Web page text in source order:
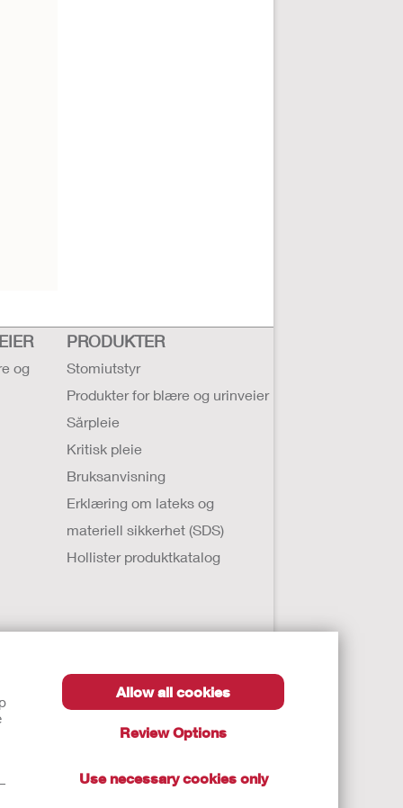
Allow all cookies
Review Options
Use necessary cookies only
og
PRODUKTER
Stomiutstyr
Produkter for blære og urinveier
Sårpleie
Kritisk pleie
Bruksanvisning
Erklæring om lateks og
materiell sikkerhet (SDS)
Hollister produktkatalog